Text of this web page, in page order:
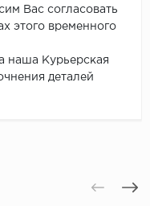
Вас согласовать
этого временного
наша Курьерская
деталей